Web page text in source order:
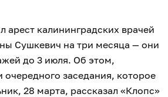
арест калининградских врачей
Сушкевич на три месяца — они
до 3 июля. Об этом,
очередного заседания, которое
28 марта, рассказал «Клопс»